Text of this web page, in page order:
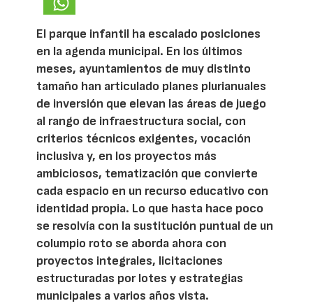
El parque infantil ha escalado posiciones
en la agenda municipal. En los últimos
meses, ayuntamientos de muy distinto
tamaño han articulado planes plurianuales
de inversión que elevan las áreas de juego
al rango de infraestructura social, con
criterios técnicos exigentes, vocación
inclusiva y, en los proyectos más
ambiciosos, tematización que convierte
cada espacio en un recurso educativo con
identidad propia. Lo que hasta hace poco
se resolvía con la sustitución puntual de un
columpio roto se aborda ahora con
proyectos integrales, licitaciones
estructuradas por lotes y estrategias
municipales a varios años vista.